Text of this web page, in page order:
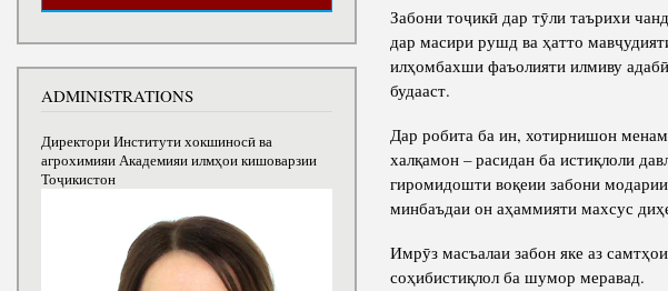
Забони тоҷикӣ дар тӯли таърихи
дар масири рушд ва ҳатто
илҳомбахши фаъолияти илмиву
будааст.
Дар робита ба ин, хотирнишон
халқамон – расидан ба истиқлоли
гиромидошти воқеии забони
минбаъдаи он аҳаммияти махсус
Имрӯз масъалаи забон яке аз
соҳибистиқлол ба шумор меравад.
ADMINISTRATIONS
Директори Институти хокшиносӣ ва
агрохимияи Академияи илмҳои кишоварзии
Тоҷикистон